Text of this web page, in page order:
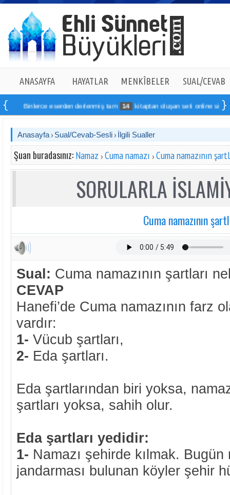
ANASAYFA HAYATLAR MENKÎBELER SUAL/CEVAB
eserden derlenmiş tam 14 kitaptan oluşan seti online sipariş
Anasayfa Sual/Cevab-Sesli İlgili Sualler
Şuan buradasınız: Namaz Cuma namazı Cuma namazının
SORULARLA
Cuma namazının
Sual: Cuma namazının şartları
CEVAP
Hanefi’de Cuma namazının farz
vardır:
1- Vücub şartları,
2- Eda şartları.
Eda şartlarından biri yoksa,
şartları yoksa, sahih olur.
Eda şartları yedidir:
1- Namazı şehirde kılmak. Bugün
jandarması bulunan köyler şehir